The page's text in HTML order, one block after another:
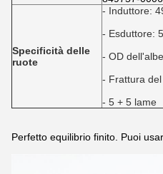
Specificità delle
ruote
- Induttore:
- Esduttore:
- OD
- Frattura
- 5 + 5 lame
Perfetto equilibrio finito. Puoi